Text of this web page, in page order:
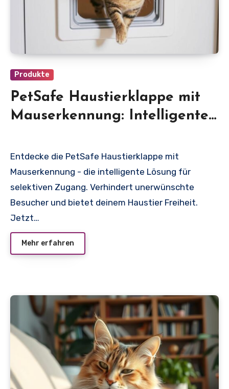
Produkte
PetSafe Haustierklappe mit
Mauserkennung: Intelligente
Zuhause
Entdecke die PetSafe Haustierklappe mit
Mauserkennung - die intelligente Lösung für
selektiven Zugang. Verhindert unerwünschte
Besucher und bietet deinem Haustier Freiheit.
Jetzt…
Mehr erfahren